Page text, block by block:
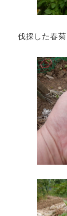
伐採した春